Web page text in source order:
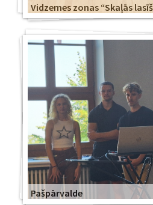
Vidzemes zonas “Skaļās
Pašpārvalde